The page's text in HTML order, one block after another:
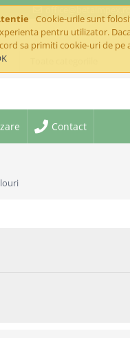
Cookie-urile sunt
pentru utilizator.
sa primiti cookie-uri de pe
Contact